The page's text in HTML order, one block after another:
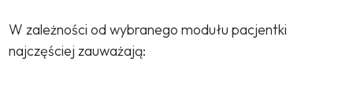
W zależności od wybranego modułu pacjentki
najczęściej zauważają: